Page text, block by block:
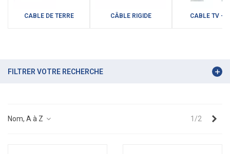
CABLE DE TERRE CÂBLE RIGIDE CABLE TV -
FILTRER VOTRE RECHERCHE
Nom, A à Z 1/2